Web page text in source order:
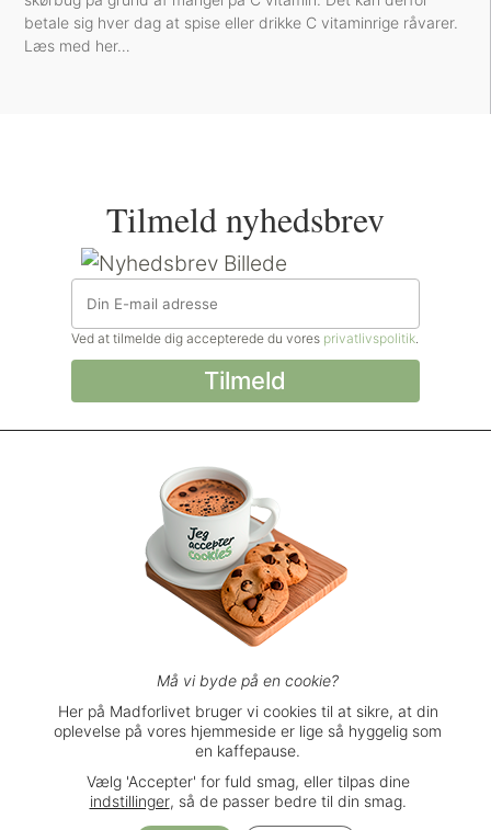
betale sig hver dag at spise eller drikke C vitaminrige råvarer.
Læs med her…
Tilmeld nyhedsbrev
Ved at tilmelde dig accepterede du vores privatlivspolitik.
© Madforlivet.com, 2000–2025. Alle
rettigheder forbeholdt.
øvrigt materiale må kun gengives med
tilladelse fra Sophia Helse ApS.
Spørgsmål eller kommentarer?
support@madforlivet.com
Brugerbetingelser
Privatlivspolitik
Handelsbetingelser
Må vi byde på en cookie?
Her på Madforlivet bruger vi cookies til at sikre, at din
oplevelse på vores hjemmeside er lige så hyggelig som
en kaffepause.
Vælg 'Accepter' for fuld smag, eller tilpas dine
indstillinger, så de passer bedre til din smag.